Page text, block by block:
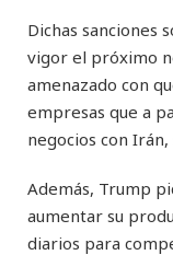
Dichas sanciones
vigor el próximo
amenazado con
empresas que a
negocios con
Además, Trump
aumentar su
diarios para